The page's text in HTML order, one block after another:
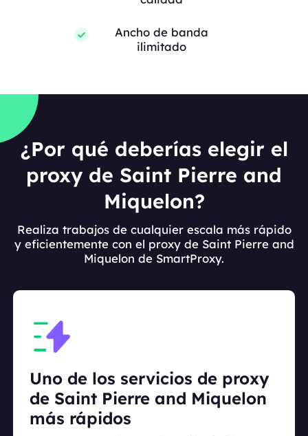
Ancho de banda
ilimitado
¿Por qué deberías elegir el
proxy de Saint Pierre and
Miquelon?
Realiza trabajos de cualquier escala más rápido
y eficientemente con el proxy de Saint Pierre and
Miquelon de SmartProxy.
Uno de los servicios de proxy
de Saint Pierre and Miquelon
más rápidos